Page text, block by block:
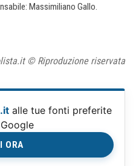
Massimiliano Gallo.
© Riproduzione riservata
alle tue fonti preferite
ORA